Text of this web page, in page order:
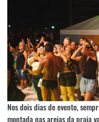
Nos dois dias de evento,
montada nas areias da praia